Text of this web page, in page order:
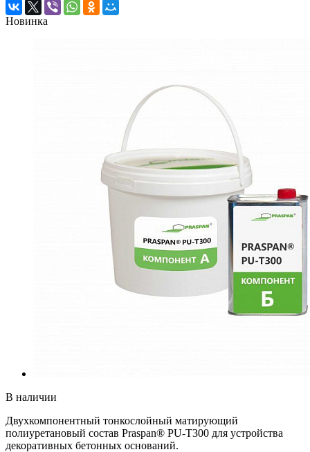
Новинка
В наличии
Двухкомпонентный тонкослойный матирующий
полиуретановый состав Praspan® PU-T300 для устройства
декоративных бетонных оснований.